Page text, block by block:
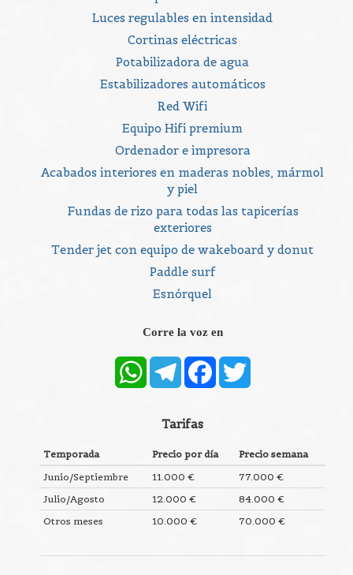
Luces regulables en intensidad
Cortinas eléctricas
Potabilizadora de agua
Estabilizadores automáticos
Red Wifi
Equipo Hifi premium
Ordenador e impresora
Acabados interiores en maderas nobles, mármol
y piel
Fundas de rizo para todas las tapicerías
exteriores
Tender jet con equipo de wakeboard y donut
Paddle surf
Esnórquel
Corre la voz en
WhatsAppTelegramFacebookTwitter
Tarifas
Temporada Precio por día
Precio semana
Junio/Septiembre
11.000 €
77.000 €
Julio/Agosto
12.000 €
84.000 €
Otros meses
10.000 € 70.000 €